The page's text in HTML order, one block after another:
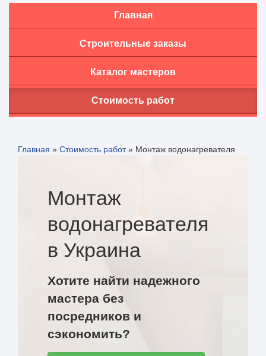
Главная
Строительные заказы
Каталог мастеров
Стоимость работ
Главная » Стоимость работ» Монтаж водонагревателя
Монтаж
водонагревателя
в Украина
Хотите найти надежного
мастера без
посредников и
сэкономить?